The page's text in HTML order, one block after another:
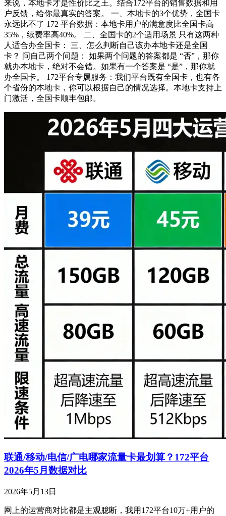
来说，本地卡才是性价比之王。结合172平台的销售数据和用
户反馈，给你最真实的答案。 一、本地卡的3个优势，全国卡
永远比不了 172 平台数据：本地卡用户的满意度比全国卡高
35%，续费率高40%。 二、全国卡的2个适用场景 只有这两种
人适合办全国卡： 三、怎么判断自己该办本地卡还是全国
卡？ 问自己两个问题： 如果两个问题的答案都是 “否”，那你
就办本地卡，绝对不会错。如果有一个答案是 “是”，那你就
办全国卡。 172平台专属服务：我们平台既有全国卡，也有各
个省份的本地卡，你可以根据自己的情况选择。本地卡支持上
门激活，全国卡顺丰包邮。
联通/移动/电信/广电哪家流量卡最划算？172平台
2026年5月数据对比
2026年5月13日
网上的运营商对比都是主观臆断，我用172平台10万+用户的